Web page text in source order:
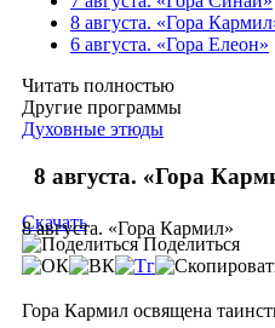
8 августа. «Гора
6 августа. «Гора Елеон»
Читать полностью
Другие программы
Духовные этюды
8 августа. «Гора
8 августа. «Гора Кармил»
Скачать
Поделиться
Гора Кармил освящена